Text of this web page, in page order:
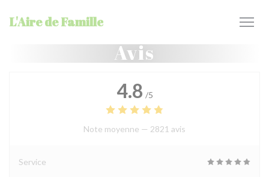
L'Aire de Famille
Avis
4.8 /5
Note moyenne — 2821 avis
Service